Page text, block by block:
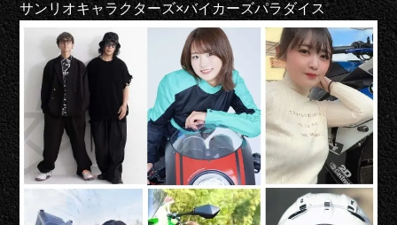
サンリオキャラクターズ×バイカーズパラダイス